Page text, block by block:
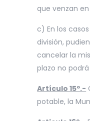
que venzan
c) En los
división,
cancelar la
plazo no
Artículo 15º.-
potable, la